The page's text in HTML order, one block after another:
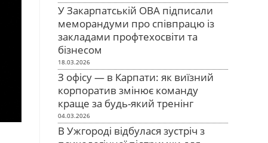
У Закарпатській ОВА підписали
меморандуми про співпрацю із
закладами профтехосвіти та
бізнесом
18.03.2026
З офісу — в Карпати: як виїзний
корпоратив змінює команду
краще за будь-який тренінг
04.03.2026
В Ужгороді відбулася зустріч з